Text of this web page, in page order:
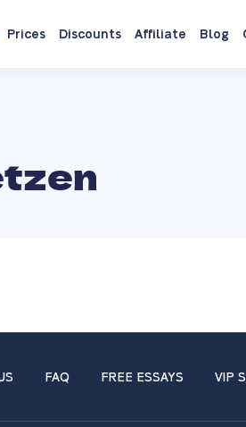
Prices Discounts Affiliate Blog
FAQ FREE ESSAYS VIP